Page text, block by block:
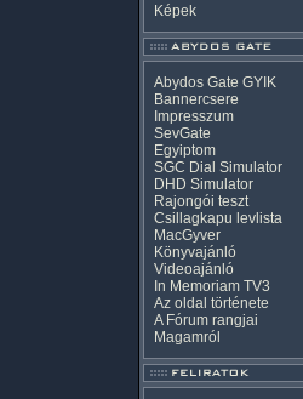
Képek
Abydos Gate GYIK
Bannercsere
Impresszum
SevGate
Egyiptom
SGC Dial Simulator
DHD Simulator
Rajongói teszt
Csillagkapu levlista
MacGyver
Könyvajánló
Videoajánló
In Memoriam TV3
Az oldal története
A Fórum rangjai
Magamról